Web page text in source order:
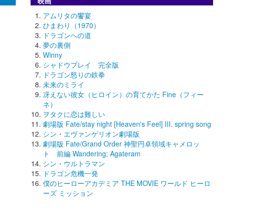
アムリタの饗宴
ひまわり（1970）
ドラゴンへの道
夢の裏側
Winny
シャドウプレイ 完全版
ドラゴン怒りの鉄拳
未来のミライ
冴えない彼女（ヒロイン）の育てかた Fine（フィー
ネ）
ヲタクに恋は難しい
劇場版 Fate/stay night [Heaven's Feel] III. spring song
シン・エヴァンゲリオン劇場版
劇場版 Fate/Grand Order 神聖円卓領域キャメロッ
ト 前編 Wandering; Agateram
シン・ウルトラマン
ドラゴン危機一発
僕のヒーローアカデミア THE MOVIE ワールド ヒーロ
ーズ ミッション